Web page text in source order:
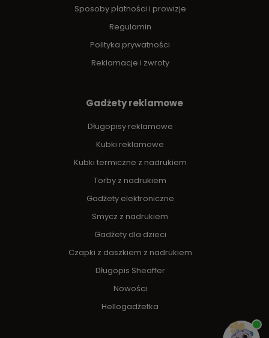
Sposoby płatności i prowizje
Regulamin
Polityka prywatności
Reklamacje i zwroty
Gadżety reklamowe
Długopisy reklamowe
Kubki reklamowe
Kubki termiczne z nadrukiem
Torby z nadrukiem
Gadżety elektroniczne
Smycz z nadrukiem
Gadżety dla dzieci
Czapki z daszkiem z nadrukiem
Długopis Sheaffer
Nowości
Hellogadżetka